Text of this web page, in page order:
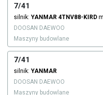
7/41
silnik: YANMAR 4TNV88-KIRD
DOOSAN DAEWOO
Maszyny budowlane
7/41
silnik: YANMAR
DOOSAN DAEWOO
Maszyny budowlane